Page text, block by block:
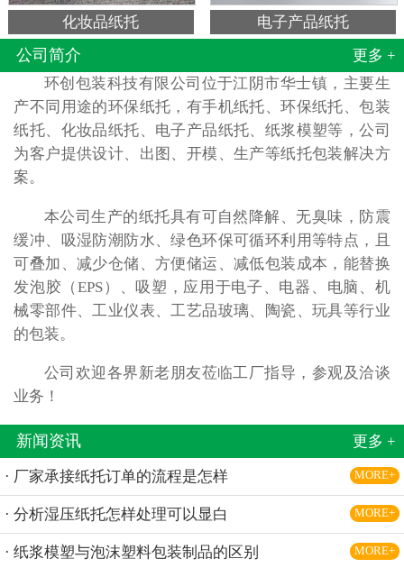
化妆品纸托 电子产品纸托
公司简介
更多 +
环创包装科技有限公司位于江阴市华士镇，主要生
产不同用途的环保纸托，有手机纸托、环保纸托、包装
纸托、化妆品纸托、电子产品纸托、纸浆模塑等，公司
为客户提供设计、出图、开模、生产等纸托包装解决方
案。
本公司生产的纸托具有可自然降解、无臭味，防震
缓冲、吸湿防潮防水、绿色环保可循环利用等特点，且
可叠加、减少仓储、方便储运、减低包装成本，能替换
发泡胶（EPS）、吸塑，应用于电子、电器、电脑、机
械零部件、工业仪表、工艺品玻璃、陶瓷、玩具等行业
的包装。
公司欢迎各界新老朋友莅临工厂指导，参观及洽谈
业务！
新闻资讯 更多 +
· 厂家承接纸托订单的流程是怎样 MORE+
· 分析湿压纸托怎样处理可以显白 MORE+
· 纸浆模塑与泡沫塑料包装制品的区别 MORE+